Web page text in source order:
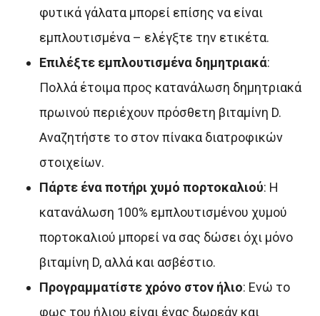
φυτικά γάλατα μπορεί επίσης να είναι
εμπλουτισμένα – ελέγξτε την ετικέτα.
Επιλέξτε εμπλουτισμένα δημητριακά:
Πολλά έτοιμα προς κατανάλωση δημητριακά
πρωινού περιέχουν πρόσθετη βιταμίνη D.
Αναζητήστε το στον πίνακα διατροφικών
στοιχείων.
Πάρτε ένα ποτήρι χυμό πορτοκαλιού: Η
κατανάλωση 100% εμπλουτισμένου χυμού
πορτοκαλιού μπορεί να σας δώσει όχι μόνο
βιταμίνη D, αλλά και ασβέστιο.
Προγραμματίστε χρόνο στον ήλιο: Ενώ το
φως του ήλιου είναι ένας δωρεάν και